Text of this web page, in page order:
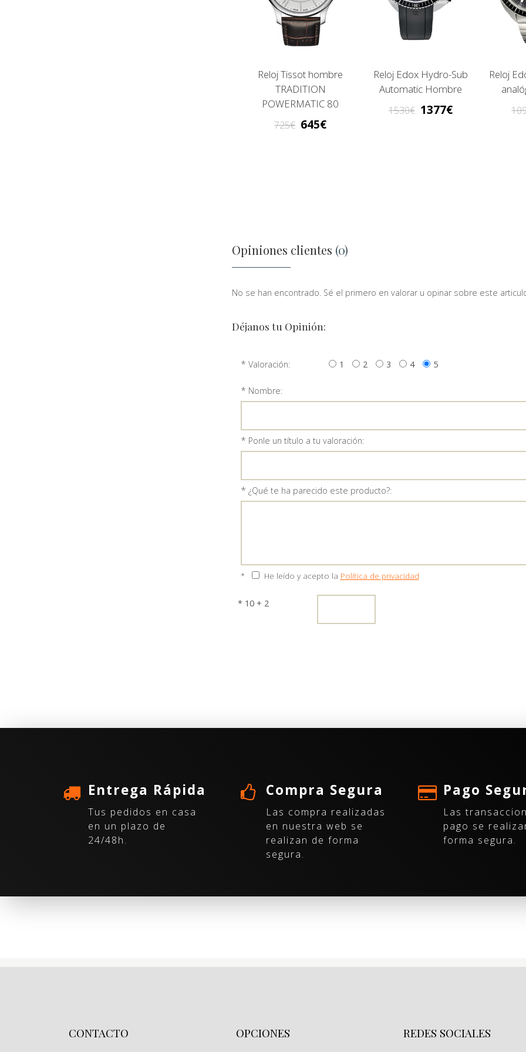
Reloj Tissot hombre
TRADITION
POWERMATIC 80
725 645
Reloj Edox Hydro-Sub
Automatic Hombre
1530 1377
Reloj
Opiniones clientes (0)
No se han encontrado. Sé el primero en valorar u opinar sobre este
Déjanos tu Opinión:
* Valoración: 1 2 3 4 5
* Nombre:
* Ponle un título a tu valoración:
* ¿Qué te ha parecido este producto?:
* He leído y acepto la Política de privacidad
* 10 + 2
Entrega Rápida
Tus pedidos en casa
en un plazo de
24/48h.
Compra Segura
Las compra realizadas
en nuestra web se
realizan de forma
segura.
Pago
Las
pago se
forma segura.
CONTACTO OPCIONES REDES SOCIALES